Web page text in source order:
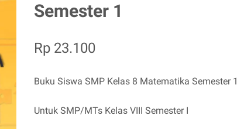
Semester 1
Rp 23.100
Buku Siswa SMP Kelas 8 Matematika Semester 1
Untuk SMP/MTs Kelas VIII Semester I